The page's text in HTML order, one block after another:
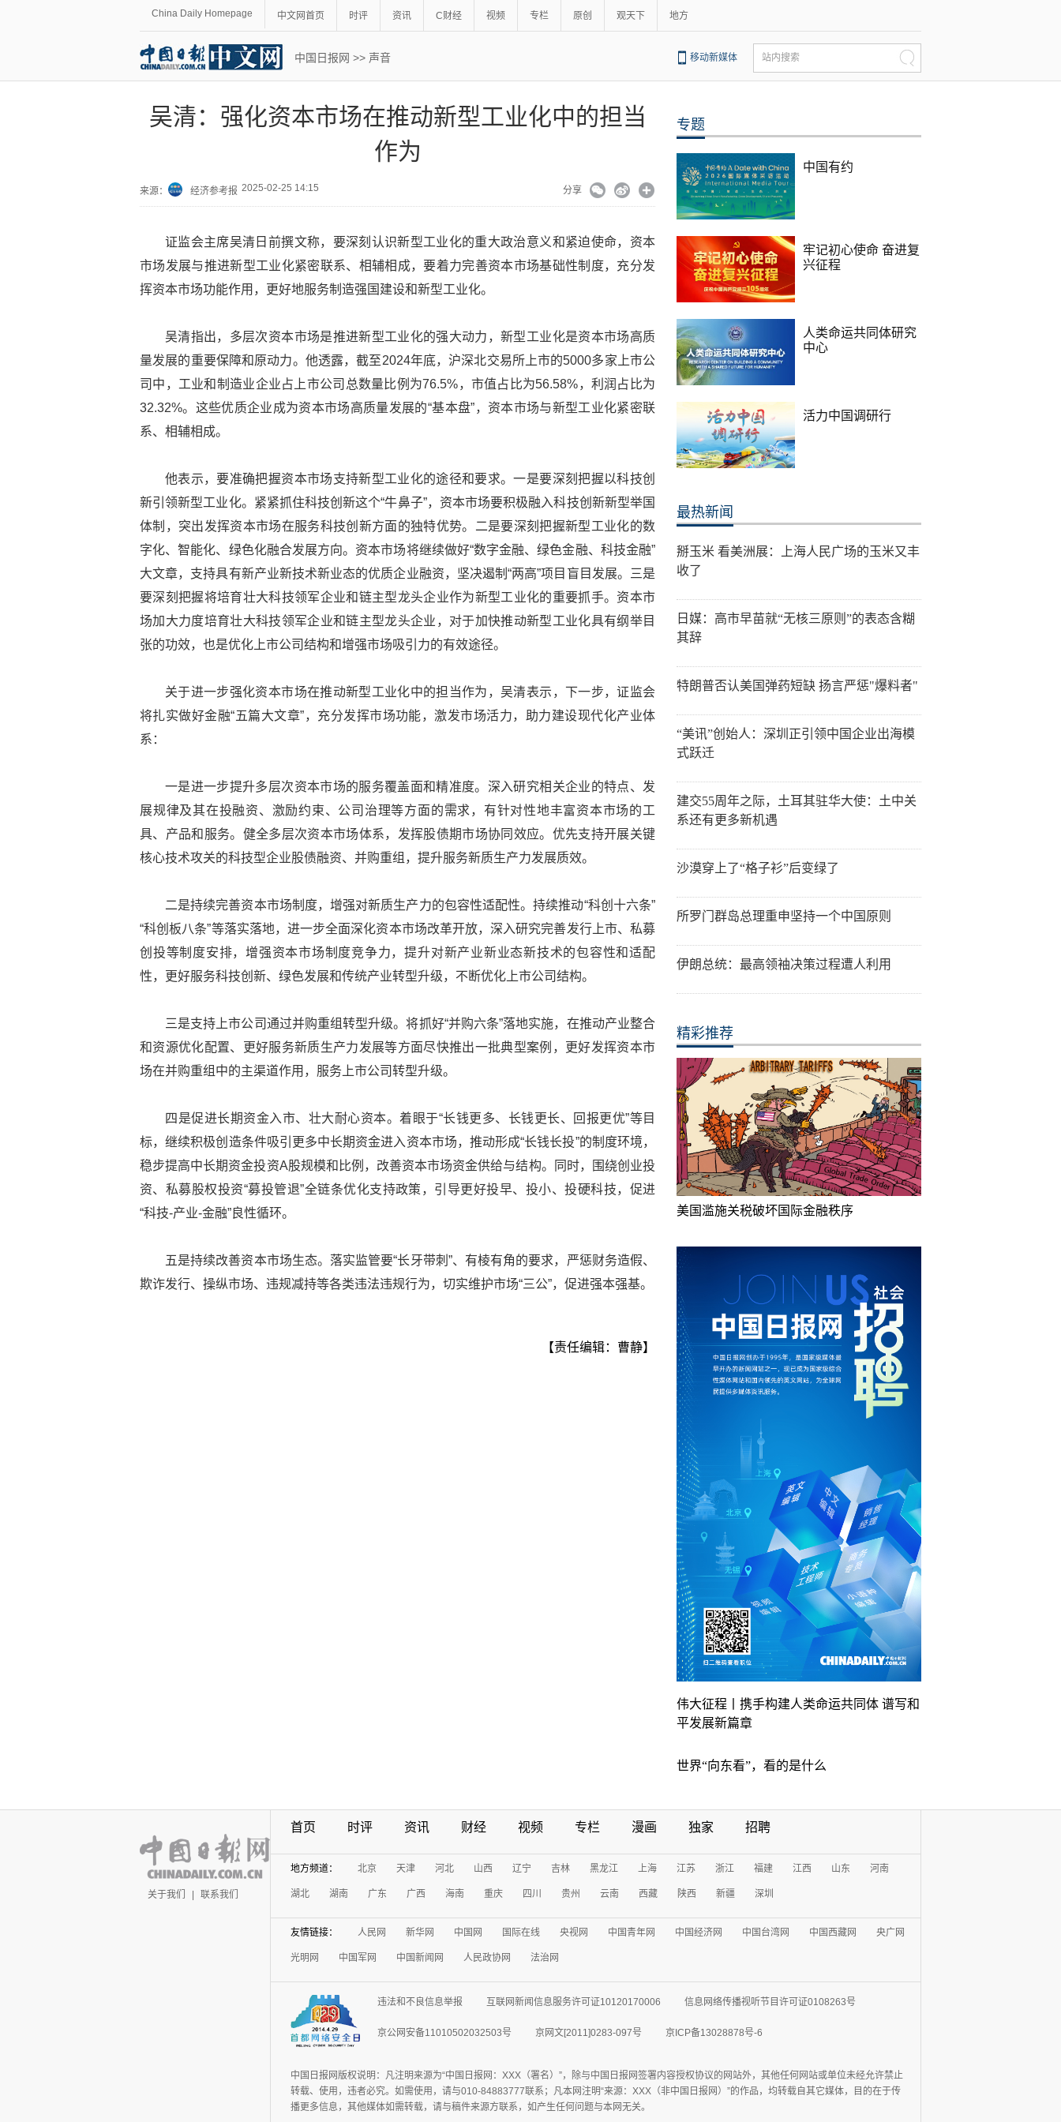
China Daily Homepage 中文网首页 时评 资讯 C财经 视频 专栏 原创 观天下 地方
中国日报网 >> 声音 移动新媒体 站内搜索
吴清：强化资本市场在推动新型工业化中的担当
作为
来源： 经济参考报 2025-02-25 14:15 分享
证监会主席吴清日前撰文称，要深刻认识新型工业化的重大政治意义和紧迫使命，资本
市场发展与推进新型工业化紧密联系、相辅相成，要着力完善资本市场基础性制度，充分发
挥资本市场功能作用，更好地服务制造强国建设和新型工业化。
吴清指出，多层次资本市场是推进新型工业化的强大动力，新型工业化是资本市场高质
量发展的重要保障和原动力。他透露，截至2024年底，沪深北交易所上市的5000多家上市公
司中，工业和制造业企业占上市公司总数量比例为76.5%，市值占比为56.58%，利润占比为
32.32%。这些优质企业成为资本市场高质量发展的“基本盘”，资本市场与新型工业化紧密联
系、相辅相成。
他表示，要准确把握资本市场支持新型工业化的途径和要求。一是要深刻把握以科技创
新引领新型工业化。紧紧抓住科技创新这个“牛鼻子”，资本市场要积极融入科技创新新型举国
体制，突出发挥资本市场在服务科技创新方面的独特优势。二是要深刻把握新型工业化的数
字化、智能化、绿色化融合发展方向。资本市场将继续做好“数字金融、绿色金融、科技金融”
大文章，支持具有新产业新技术新业态的优质企业融资，坚决遏制“两高”项目盲目发展。三是
要深刻把握将培育壮大科技领军企业和链主型龙头企业作为新型工业化的重要抓手。资本市
场加大力度培育壮大科技领军企业和链主型龙头企业，对于加快推动新型工业化具有纲举目
张的功效，也是优化上市公司结构和增强市场吸引力的有效途径。
关于进一步强化资本市场在推动新型工业化中的担当作为，吴清表示，下一步，证监会
将扎实做好金融“五篇大文章”，充分发挥市场功能，激发市场活力，助力建设现代化产业体
系：
一是进一步提升多层次资本市场的服务覆盖面和精准度。深入研究相关企业的特点、发
展规律及其在投融资、激励约束、公司治理等方面的需求，有针对性地丰富资本市场的工
具、产品和服务。健全多层次资本市场体系，发挥股债期市场协同效应。优先支持开展关键
核心技术攻关的科技型企业股债融资、并购重组，提升服务新质生产力发展质效。
二是持续完善资本市场制度，增强对新质生产力的包容性适配性。持续推动“科创十六条”
“科创板八条”等落实落地，进一步全面深化资本市场改革开放，深入研究完善发行上市、私募
创投等制度安排，增强资本市场制度竞争力，提升对新产业新业态新技术的包容性和适配
性，更好服务科技创新、绿色发展和传统产业转型升级，不断优化上市公司结构。
三是支持上市公司通过并购重组转型升级。将抓好“并购六条”落地实施，在推动产业整合
和资源优化配置、更好服务新质生产力发展等方面尽快推出一批典型案例，更好发挥资本市
场在并购重组中的主渠道作用，服务上市公司转型升级。
四是促进长期资金入市、壮大耐心资本。着眼于“长钱更多、长钱更长、回报更优”等目
标，继续积极创造条件吸引更多中长期资金进入资本市场，推动形成“长钱长投”的制度环境，
稳步提高中长期资金投资A股规模和比例，改善资本市场资金供给与结构。同时，围绕创业投
资、私募股权投资“募投管退”全链条优化支持政策，引导更好投早、投小、投硬科技，促进
“科技-产业-金融”良性循环。
五是持续改善资本市场生态。落实监管要“长牙带刺”、有棱有角的要求，严惩财务造假、
欺诈发行、操纵市场、违规减持等各类违法违规行为，切实维护市场“三公”，促进强本强基。
【责任编辑：曹静】
专题
中国有约
牢记初心使命 奋进复
兴征程
人类命运共同体研究
中心
活力中国调研行
最热新闻
掰玉米 看美洲展：上海人民广场的玉米又丰
收了
日媒：高市早苗就“无核三原则”的表态含糊
其辞
特朗普否认美国弹药短缺 扬言严惩"爆料者"
“美讯”创始人：深圳正引领中国企业出海模
式跃迁
建交55周年之际，土耳其驻华大使：土中关
系还有更多新机遇
沙漠穿上了“格子衫”后变绿了
所罗门群岛总理重申坚持一个中国原则
伊朗总统：最高领袖决策过程遭人利用
精彩推荐
美国滥施关税破坏国际金融秩序
伟大征程丨携手构建人类命运共同体 谱写和
平发展新篇章
世界“向东看”，看的是什么
关于我们 联系我们
首页 时评 资讯 财经 视频 专栏 漫画 独家 招聘
地方频道： 北京 天津 河北 山西 辽宁 吉林 黑龙江 上海 江苏 浙江 福建 江西 山东 河南
湖北 湖南 广东 广西 海南 重庆 四川 贵州 云南 西藏 陕西 新疆 深圳
友情链接： 人民网 新华网 中国网 国际在线 央视网 中国青年网 中国经济网 中国台湾网 中国西藏网 央广网
光明网 中国军网 中国新闻网 人民政协网 法治网
违法和不良信息举报 互联网新闻信息服务许可证10120170006 信息网络传播视听节目许可证0108263号
京公网安备11010502032503号 京网文[2011]0283-097号 京ICP备13028878号-6
中国日报网版权说明：凡注明来源为“中国日报网：XXX（署名）”，除与中国日报网签署内容授权协议的网站外，其他任何网站或单位未经允许禁止
转载、使用，违者必究。如需使用，请与010-84883777联系；凡本网注明“来源：XXX（非中国日报网）”的作品，均转载自其它媒体，目的在于传
播更多信息，其他媒体如需转载，请与稿件来源方联系，如产生任何问题与本网无关。